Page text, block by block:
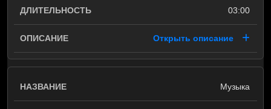
03:00
Открыть описание
Музыка